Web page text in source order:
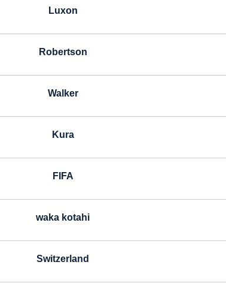
Luxon
Robertson
Walker
Kura
FIFA
waka kotahi
Switzerland